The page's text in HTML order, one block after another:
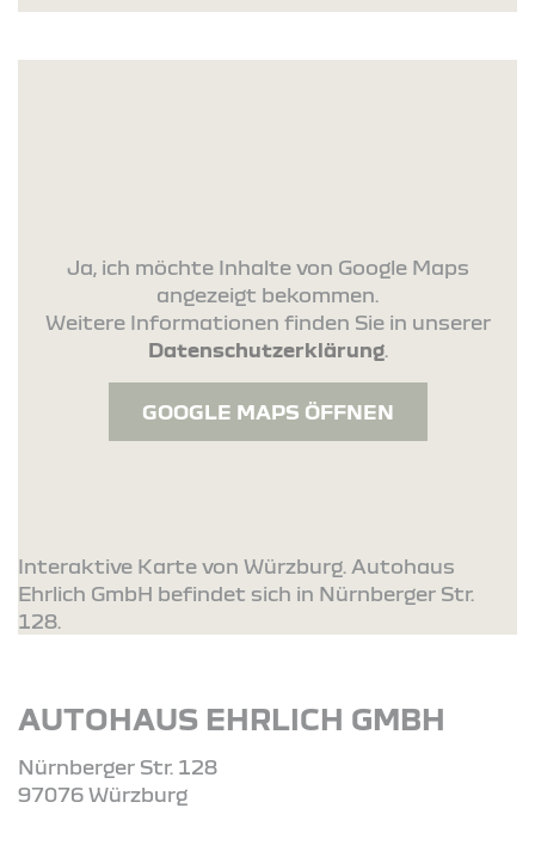
Ja, ich möchte Inhalte von Google Maps
angezeigt bekommen.
Weitere Informationen finden Sie in unserer
Datenschutzerklärung.
GOOGLE MAPS ÖFFNEN
Interaktive Karte von Würzburg. Autohaus
Ehrlich GmbH befindet sich in Nürnberger Str.
128.
AUTOHAUS EHRLICH GMBH
Nürnberger Str. 128
97076 Würzburg